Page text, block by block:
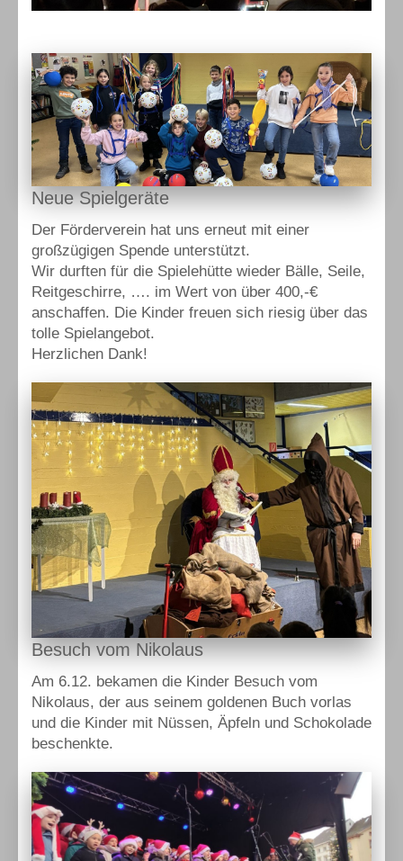
Neue Spielgeräte
Der Förderverein hat uns erneut mit einer
großzügigen Spende unterstützt.
Wir durften für die Spielehütte wieder Bälle, Seile,
Reitgeschirre, …. im Wert von über 400,-€
anschaffen. Die Kinder freuen sich riesig über das
tolle Spielangebot.
Herzlichen Dank!
Besuch vom Nikolaus
Am 6.12. bekamen die Kinder Besuch vom
Nikolaus, der aus seinem goldenen Buch vorlas
und die Kinder mit Nüssen, Äpfeln und Schokolade
beschenkte.